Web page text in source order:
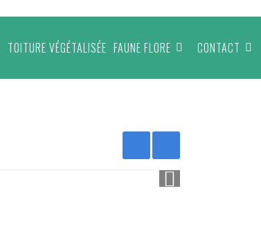
TOITURE VÉGÉTALISÉE FAUNE FLORE CONTACT